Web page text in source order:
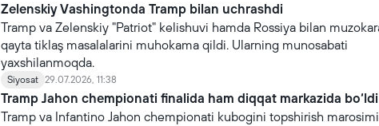
Zelenskiy Vashingtonda Tramp bilan uchrashdi
Tramp va Zelenskiy "Patriot" kelishuvi hamda Rossiya bilan
qayta tiklaş masalalarini muhokama qildi. Ularning munosabati
yaxshilanmoqda.
Siyosat 29.07.2026, 11:38
Tramp Jahon chempionati finalida ham diqqat markazida bo‘ldi
Tramp va Infantino Jahon chempionati kubogini topshirish